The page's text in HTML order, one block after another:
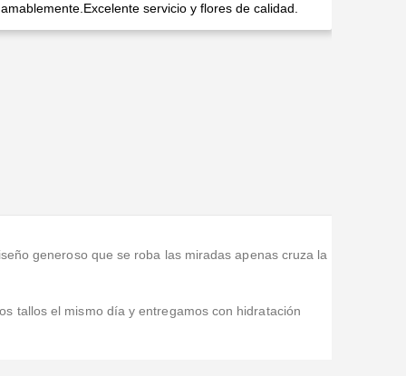
amablemente.Excelente servicio y flores de calidad.
generoso que se roba las miradas apenas cruza la
tallos el mismo día y entregamos con hidratación